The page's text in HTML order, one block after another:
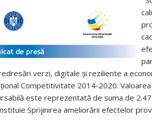
verzi, digitale și reziliente a
Competitivitate 2014-2020.
este reprezentată de suma de
Sprijinirea ameliorării efectelor